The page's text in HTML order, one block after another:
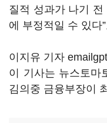
질적 성과가 나기 전
에 부정적일 수 있다
이지유 기자
이 기사는 뉴스토마
김의중 금융부장이